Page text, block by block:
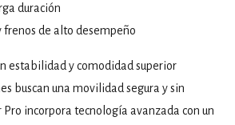
duración
frenos de alto desempeño
estabilidad y comodidad superior
buscan una movilidad segura y sin
incorpora tecnología avanzada con un